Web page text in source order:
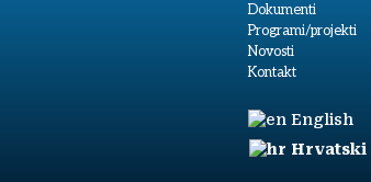
Dokumenti
Programi/projekti
Novosti
Kontakt
English
Hrvatski